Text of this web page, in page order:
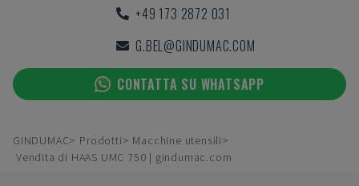
+49 173 2872 031
G.BEL@GINDUMAC.COM
CONTATTA SU WHATSAPP
GINDUMAC Prodotti
Macchine utensili
Vendita di HAAS UMC 750 | gindumac.com